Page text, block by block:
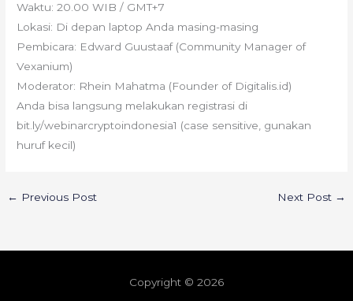
Waktu: 20.00 WIB / GMT+7
Lokasi: Di depan laptop Anda masing-masing
Pembicara: Edward Guustaaf (Community Manager of
Vexanium)
Moderator: Rhein Mahatma (Founder of Digitalis.id)
Anda bisa langsung melakukan registrasi di
bit.ly/webinarcryptoindonesia1 (case sensitive, gunakan
huruf kecil)
← Previous Post Next Post →
Copyright © 2026